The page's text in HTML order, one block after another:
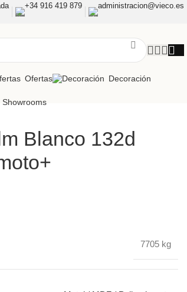
+34 916 419 879 administracion@vieco.es
Ofertas Decoración
Showrooms
Blanco 132d
7705 kg